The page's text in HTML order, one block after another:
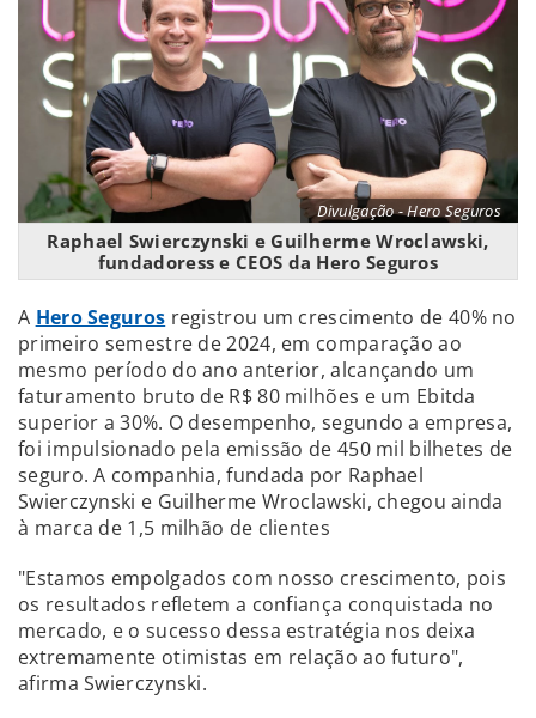
Divulgação - Hero Seguros
Raphael Swierczynski e Guilherme Wroclawski,
fundadoress e CEOS da Hero Seguros
A Hero Seguros registrou um crescimento de 40% no
primeiro semestre de 2024, em comparação ao
mesmo período do ano anterior, alcançando um
faturamento bruto de R$ 80 milhões e um Ebitda
superior a 30%. O desempenho, segundo a empresa,
foi impulsionado pela emissão de 450 mil bilhetes de
seguro. A companhia, fundada por Raphael
Swierczynski e Guilherme Wroclawski, chegou ainda
à marca de 1,5 milhão de clientes
"Estamos empolgados com nosso crescimento, pois
os resultados refletem a confiança conquistada no
mercado, e o sucesso dessa estratégia nos deixa
extremamente otimistas em relação ao futuro",
afirma Swierczynski.